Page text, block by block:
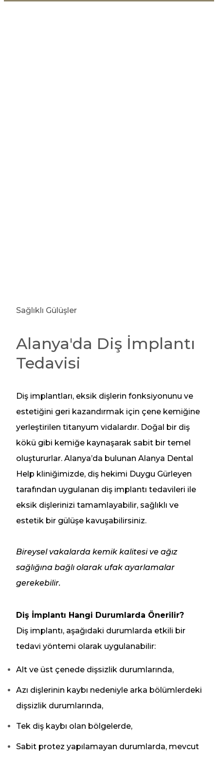
Sağlıklı Gülüşler
Alanya'da Diş İmplantı
Tedavisi
Diş implantları, eksik dişlerin fonksiyonunu ve
estetiğini geri kazandırmak için çene kemiğine
yerleştirilen titanyum vidalardır. Doğal bir diş
kökü gibi kemiğe kaynaşarak sabit bir temel
oluştururlar. Alanya’da bulunan Alanya Dental
Help kliniğimizde, diş hekimi Duygu Gürleyen
tarafından uygulanan diş implantı tedavileri ile
eksik dişlerinizi tamamlayabilir, sağlıklı ve
estetik bir gülüşe kavuşabilirsiniz.
Bireysel vakalarda kemik kalitesi ve ağız
sağlığına bağlı olarak ufak ayarlamalar
gerekebilir.
Diş İmplantı Hangi Durumlarda Önerilir?
Diş implantı, aşağıdaki durumlarda etkili bir
tedavi yöntemi olarak uygulanabilir:
Alt ve üst çenede dişsizlik durumlarında,
Azı dişlerinin kaybı nedeniyle arka bölümlerdeki
dişsizlik durumlarında,
Tek diş kaybı olan bölgelerde,
Sabit protez yapılamayan durumlarda, mevcut